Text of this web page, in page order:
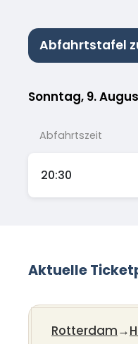
Abfahrtstafel
Sonntag, 9.
Abfahrtszeit
20:30
Aktuelle
Rotterdam→